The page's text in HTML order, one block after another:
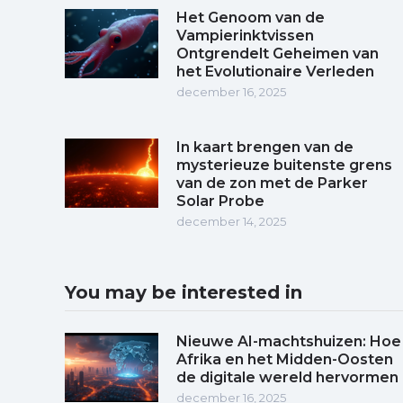
Het Genoom van de
Vampierinktvissen
Ontgrendelt Geheimen van
het Evolutionaire Verleden
december 16, 2025
In kaart brengen van de
mysterieuze buitenste grens
van de zon met de Parker
Solar Probe
december 14, 2025
You may be interested in
Nieuwe AI-machtshuizen: Hoe
Afrika en het Midden-Oosten
de digitale wereld hervormen
december 16, 2025